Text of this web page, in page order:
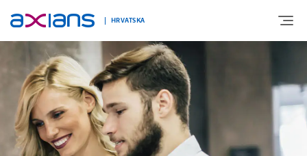
HRVATSKA
O NAMA
EKSPERTIZA